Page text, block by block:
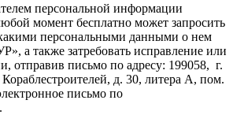
персональной информации
момент бесплатно может запросить
персональными данными о нем
а также затребовать исправление или
отправив письмо по адресу: 199058, г.
д. 30, литера А, пом.
письмо по